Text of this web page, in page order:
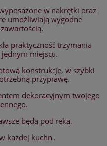
w nakrętki oraz
umożliwiają wygodne
praktyczność trzymania
miejscu.
konstrukcję, w szybki
przyprawę.
dekoracyjnym twojego
będą pod ręką.
każdej kuchni.